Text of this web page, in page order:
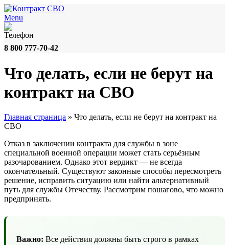
Menu
8 800 777-70-42
Что делать, если не берут на
контракт на СВО
Главная страница » Что делать, если не берут на контракт на
СВО
Отказ в заключении контракта для службы в зоне
специальной военной операции может стать серьёзным
разочарованием. Однако этот вердикт — не всегда
окончательный. Существуют законные способы пересмотреть
решение, исправить ситуацию или найти альтернативный
путь для службы Отечеству. Рассмотрим пошагово, что можно
предпринять.
Важно: Все действия должны быть строго в рамках